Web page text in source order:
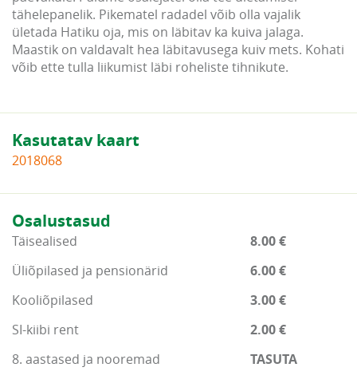
tähelepanelik. Pikematel radadel võib olla vajalik
ületada Hatiku oja, mis on läbitav ka kuiva jalaga.
Maastik on valdavalt hea läbitavusega kuiv mets. Kohati
võib ette tulla liikumist läbi roheliste tihnikute.
Kasutatav kaart
2018068
Osalustasud
Täisealised
8.00 €
Üliõpilased ja pensionärid
6.00 €
Kooliõpilased
3.00 €
SI-kiibi rent
2.00 €
8. aastased ja nooremad
TASUTA